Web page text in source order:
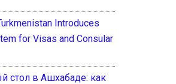
Introduces
for Visas and Consular
стол в Ашхабаде: как